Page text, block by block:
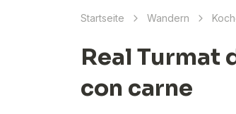
Startseite Wandern
Real Turmat
con carne